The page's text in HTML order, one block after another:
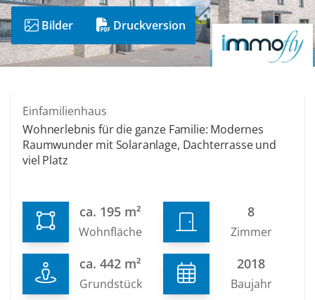
Bilder Druckversion
Einfamilienhaus
Wohnerlebnis für die ganze Familie: Modernes
Raumwunder mit Solaranlage, Dachterrasse und
viel Platz
ca. 195 m²
Wohnfläche
8
Zimmer
ca. 442 m²
Grundstück
2018
Baujahr